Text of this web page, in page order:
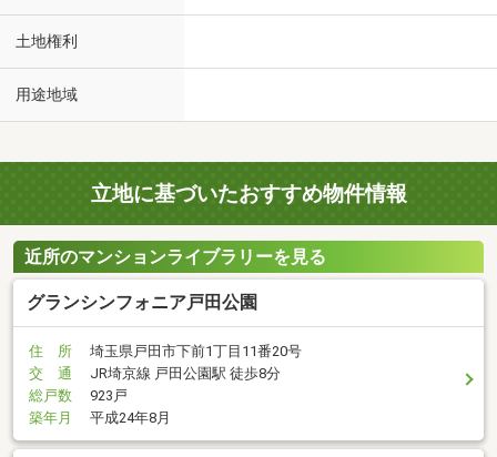
土地権利
用途地域
立地に基づいたおすすめ物件情報
近所のマンションライブラリーを見る
グランシンフォニア戸田公園
住 所
埼玉県戸田市下前1丁目11番20号
交 通
JR埼京線 戸田公園駅 徒歩8分
総戸数
923戸
築年月
平成24年8月